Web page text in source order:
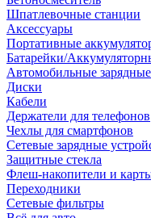
Шпатлевочные станции
Аксессуары
Портативные
Батарейки/
Автомобильные
Диски
Кабели
Держатели для телефонов
Чехлы для смартфонов
Сетевые зарядные
Защитные стекла
Флеш-накопители и
Переходники
Сетевые фильтры